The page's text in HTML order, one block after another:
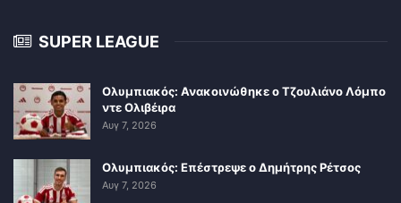
SUPER LEAGUE
Ολυμπιακός: Ανακοινώθηκε ο Τζουλιάνο Λόμπο
ντε Ολιβέιρα
Αυγ 7, 2026
Ολυμπιακός: Επέστρεψε ο Δημήτρης Ρέτσος
Αυγ 7, 2026